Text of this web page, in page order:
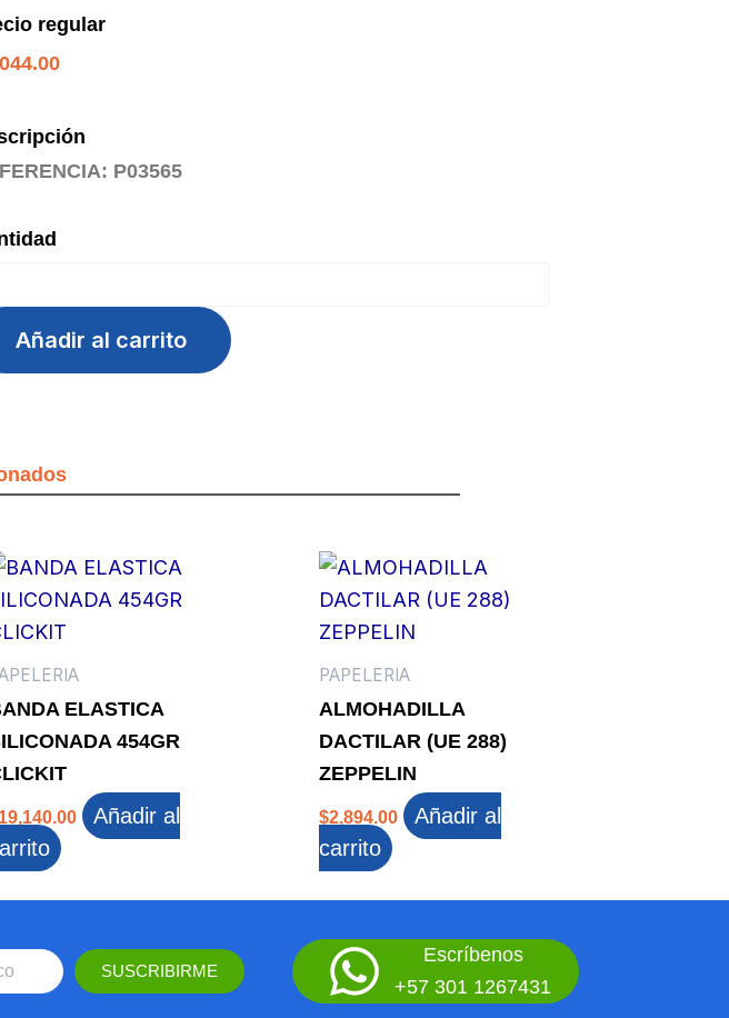
regular
P03565
Añadir al carrito
ELASTICA
454GR
19,140.00
Añadir al
PAPELERIA
ALMOHADILLA
DACTILAR (UE 288)
ZEPPELIN
$2,894.00
Añadir al
carrito
SUSCRIBIRME
Escríbenos
+57 301 1267431